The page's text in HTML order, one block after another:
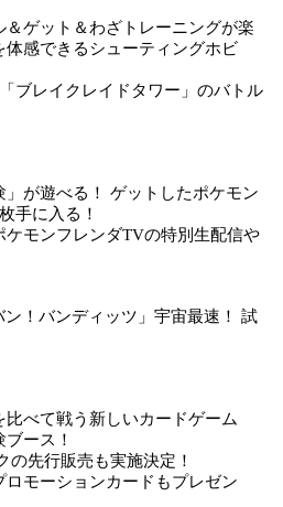
ゲット＆わざトレーニングが楽
体感できるシューティングホビ
ブレイクレイドタワー」のバトル
」が遊べる！ ゲットしたポケモン
手に入る！
ケモンフレンダTVの特別生配信や
ン！バンディッツ」宇宙最速！ 試
べて戦う新しいカードゲーム
ース！
の先行販売も実施決定！
モーションカードもプレゼン